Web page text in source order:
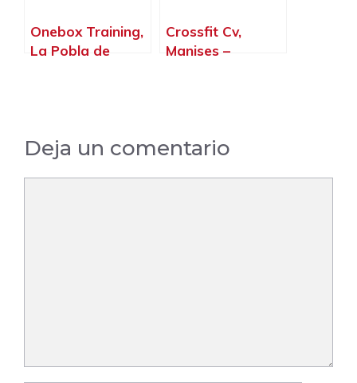
Onebox Training,
La Pobla de
Crossfit Cv,
Manises –
Deja un comentario